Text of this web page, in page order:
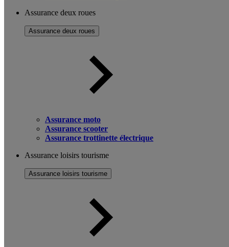
Assurance deux roues
Assurance deux roues
Assurance moto
Assurance scooter
Assurance trottinette électrique
Assurance loisirs tourisme
Assurance loisirs tourisme